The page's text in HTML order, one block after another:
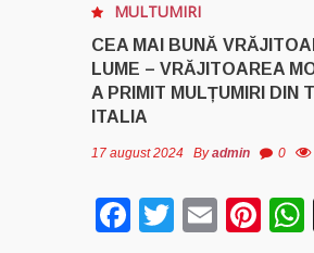
MULTUMIRI
CEA MAI BUNĂ
LUME – VRĂJITOAREA
A PRIMIT MULȚUMIRI DIN
ITALIA
17 august 2024 Byadmin 0
Facebook
Twitter
Email